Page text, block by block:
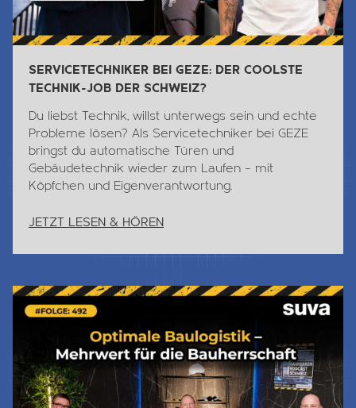
SERVICETECHNIKER BEI GEZE: DER COOLSTE
TECHNIK-JOB DER SCHWEIZ?
Du liebst Technik, willst unterwegs sein und echte
Probleme lösen? Als Servicetechniker bei GEZE
bringst du automatische Türen und
Gebäudetechnik wieder zum Laufen – mit
Köpfchen und Eigenverantwortung.
JETZT LESEN & HÖREN
Jetzt Lesen & Hören